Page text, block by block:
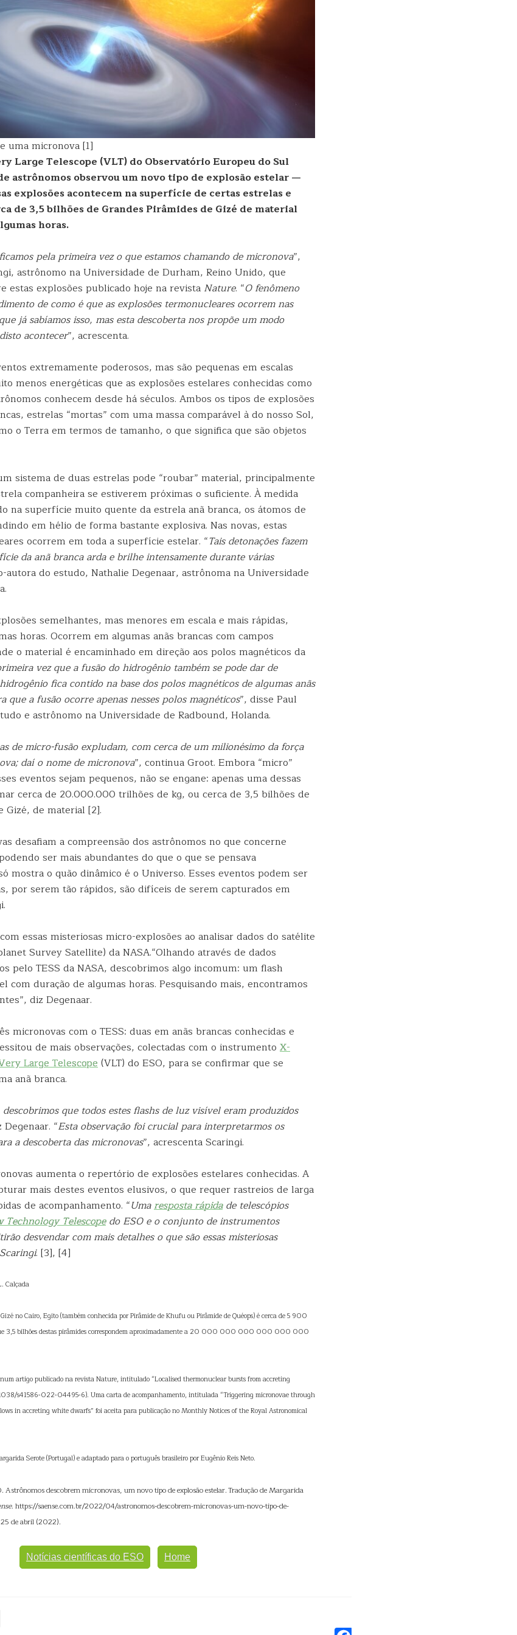
uma micronova [1]
Large Telescope (VLT) do Observatório Europeu do Sul
astrônomos observou um novo tipo de explosão estelar —
explosões acontecem na superfície de certas estrelas e
de 3,5 bilhões de Grandes Pirâmides de Gizé de material
horas.
pela primeira vez o que estamos chamando de micronova”,
astrônomo na Universidade de Durham, Reino Unido, que
estas explosões publicado hoje na revista Nature. “O fenômeno
de como é que as explosões termonucleares ocorrem nas
já sabíamos isso, mas esta descoberta nos propõe um modo
acontecer”, acrescenta.
extremamente poderosos, mas são pequenas em escalas
menos energéticas que as explosões estelares conhecidas como
conhecem desde há séculos. Ambos os tipos de explosões
estrelas “mortas” com uma massa comparável à do nosso Sol,
o Terra em termos de tamanho, o que significa que são objetos
sistema de duas estrelas pode “roubar” material, principalmente
companheira se estiverem próximas o suficiente. À medida
na superfície muito quente da estrela anã branca, os átomos de
em hélio de forma bastante explosiva. Nas novas, estas
ocorrem em toda a superfície estelar. “Tais detonações fazem
da anã branca arda e brilhe intensamente durante várias
autora do estudo, Nathalie Degenaar, astrônoma na Universidade
semelhantes, mas menores em escala e mais rápidas,
horas. Ocorrem em algumas anãs brancas com campos
o material é encaminhado em direção aos polos magnéticos da
vez que a fusão do hidrogênio também se pode dar de
fica contido na base dos polos magnéticos de algumas anãs
que a fusão ocorre apenas nesses polos magnéticos”, disse Paul
e astrônomo na Universidade de Radbound, Holanda.
de micro-fusão expludam, com cerca de um milionésimo da força
daí o nome de micronova”, continua Groot. Embora “micro”
eventos sejam pequenos, não se engane: apenas uma dessas
cerca de 20.000.000 trilhões de kg, ou cerca de 3,5 bilhões de
Gizé, de material [2].
desafiam a compreensão dos astrônomos no que concerne
ser mais abundantes do que o que se pensava
mostra o quão dinâmico é o Universo. Esses eventos podem ser
por serem tão rápidos, são difíceis de serem capturados em
essas misteriosas micro-explosões ao analisar dados do satélite
Survey Satellite) da NASA.“Olhando através de dados
pelo TESS da NASA, descobrimos algo incomum: um flash
com duração de algumas horas. Pesquisando mais, encontramos
diz Degenaar.
micronovas com o TESS: duas em anãs brancas conhecidas e
de mais observações, colectadas com o instrumento X-
Large Telescope(VLT) do ESO, para se confirmar que se
anã branca.
que todos estes flashs de luz visível eram produzidos
Degenaar. “Esta observação foi crucial para interpretarmos os
a descoberta das micronovas”, acrescenta Scaringi.
aumenta o repertório de explosões estelares conhecidas. A
mais destes eventos elusivos, o que requer rastreios de larga
de acompanhamento. “Umaresposta rápidade telescópios
Technology Telescopedo ESO e o conjunto de instrumentos
desvendar com mais detalhes o que são essas misteriosas
. [3], [4]
Calçada
no Cairo, Egito (também conhecida por Pirâmide de Khufu ou Pirâmide de Quéops) é cerca de 5 900
3,5 bilhões destas pirâmides correspondem aproximadamente a 20 000 000 000 000 000 000
artigo publicado na revista Nature, intitulado “Localised thermonuclear bursts from accreting
s41586-022-04495-6). Uma carta de acompanhamento, intitulada “Triggering micronovae through
in accreting white dwarfs” foi aceita para publicação no Monthly Notices of the Royal Astronomical
Serote (Portugal) e adaptado para o português brasileiro por Eugênio Reis Neto.
Astrônomos descobrem micronovas, um novo tipo de explosão estelar. Tradução de Margarida
. https://saense.com.br/2022/04/astronomos-descobrem-micronovas-um-novo-tipo-de-
25 de abril (2022).
Notícias científicas do ESO Home